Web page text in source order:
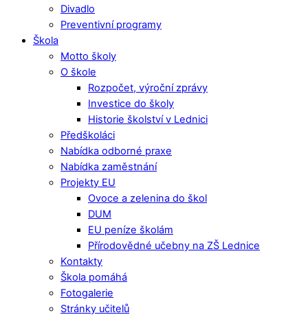
Divadlo
Preventivní programy
Škola
Motto školy
O škole
Rozpočet, výroční zprávy
Investice do školy
Historie školství v Lednici
Předškoláci
Nabídka odborné praxe
Nabídka zaměstnání
Projekty EU
Ovoce a zelenina do škol
DUM
EU peníze školám
Přírodovědné učebny na ZŠ Lednice
Kontakty
Škola pomáhá
Fotogalerie
Stránky učitelů